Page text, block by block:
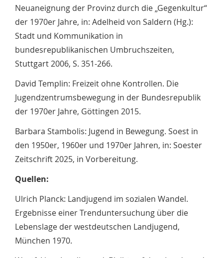
Neuaneignung der Provinz durch die „Gegenkultur“
der 1970er Jahre, in: Adelheid von Saldern (Hg.):
Stadt und Kommunikation in
bundesrepublikanischen Umbruchszeiten,
Stuttgart 2006, S. 351-266.
David Templin: Freizeit ohne Kontrollen. Die
Jugendzentrumsbewegung in der Bundesrepublik
der 1970er Jahre, Göttingen 2015.
Barbara Stambolis: Jugend in Bewegung. Soest in
den 1950er, 1960er und 1970er Jahren, in: Soester
Zeitschrift 2025, in Vorbereitung.
Quellen:
Ulrich Planck: Landjugend im sozialen Wandel.
Ergebnisse einer Trenduntersuchung über die
Lebenslage der westdeutschen Landjugend,
München 1970.